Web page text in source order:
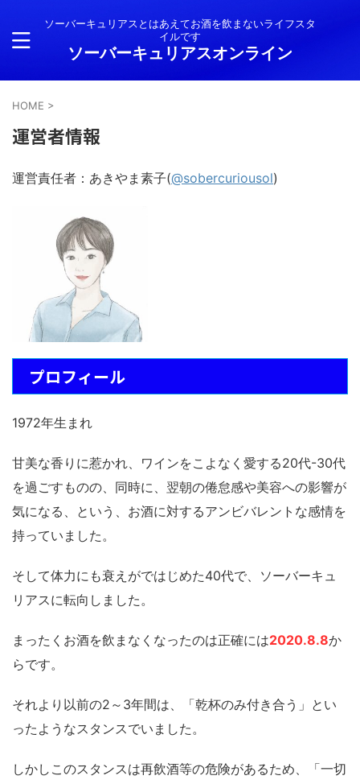
ソーバーキュリアスとはあえてお酒を飲まないライフスタ
イルです
ソーバーキュリアスオンライン
HOME >
運営者情報
運営責任者：あきやま素子(@sobercuriousol)
プロフィール
1972年生まれ
甘美な香りに惹かれ、ワインをこよなく愛する20代-30代
を過ごすものの、同時に、翌朝の倦怠感や美容への影響が
気になる、という、お酒に対するアンビバレントな感情を
持っていました。
そして体力にも衰えがではじめた40代で、ソーバーキュ
リアスに転向しました。
まったくお酒を飲まなくなったのは正確には2020.8.8か
らです。
それより以前の2～3年間は、「乾杯のみ付き合う」とい
ったようなスタンスでいました。
しかしこのスタンスは再飲酒等の危険があるため、「一切